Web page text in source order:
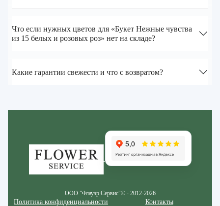
Что если нужных цветов для «Букет Нежные чувства
из 15 белых и розовых роз» нет на складе?
Какие гарантии свежести и что с возвратом?
ООО "Флауэр Сервис"© - 2012-2026
Политика конфиденциальности
Контакты